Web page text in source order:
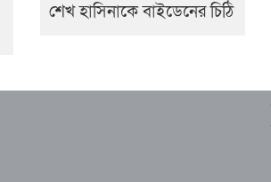
শেখ হাসিনাকে বাইডেনের চিঠি